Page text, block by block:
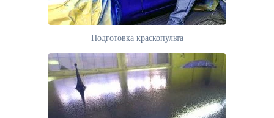
Подготовка краскопульта